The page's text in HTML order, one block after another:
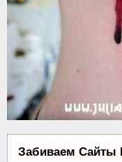
Забиваем Сайты